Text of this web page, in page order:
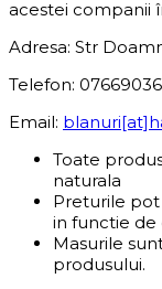
acestei companii
Adresa: Str
Telefon:
Email:
Toate
naturala
Preturile
in functie de
Masurile
produsului.